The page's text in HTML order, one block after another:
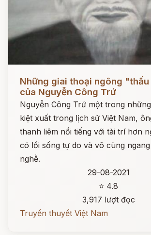
Những giai thoại ngông
của Nguyễn Công Trứ
Nguyễn Công Trứ một trong
kiệt xuất trong lịch sử Việt Nam,
thanh liêm nổi tiếng với tài trí hơn
có lối sống tự do và vô cùng
nghễ.
29-08-2021
⭐ 4.8
3,917 lượt đọc
Truyền thuyết Việt Nam